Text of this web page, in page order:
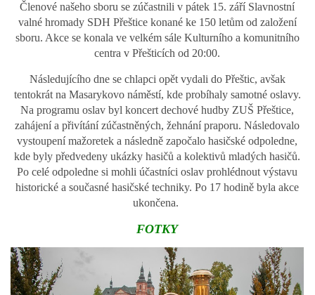
DOKUMENTY
FOTOGALERIE
PLÁNOVANÉ AKCE
DESATERO
Členové našeho sboru se zúčastnili v pátek 15. září Slavnostní
valné hromady SDH Přeštice konané ke 150 letům od založení
sboru. Akce se konala ve velkém sále Kulturního a komunitního
centra v Přešticích od 20:00.
Následujícího dne se chlapci opět vydali do Přeštic, avšak
tentokrát na Masarykovo náměstí, kde probíhaly samotné oslavy.
Na programu oslav byl koncert dechové hudby ZUŠ Přeštice,
zahájení a přivítání zúčastněných, žehnání praporu. Následovalo
vystoupení mažoretek a následně započalo hasičské odpoledne,
kde byly předvedeny ukázky hasičů a kolektivů mladých hasičů.
Po celé odpoledne si mohli účastníci oslav prohlédnout výstavu
historické a současné hasičské techniky. Po 17 hodině byla akce
ukončena.
FOTKY